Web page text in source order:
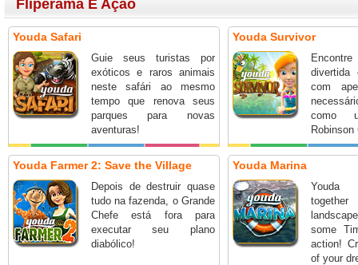
Fliperama E Ação
Youda Safari
Guie seus turistas por
exóticos e raros animais
neste safári ao mesmo
tempo que renova seus
parques para novas
aventuras!
Youda Survivor
divertida
com
como
Robinson
Youda Farmer 2: Save the Village
Depois de destruir quase
tudo na fazenda, o Grande
Chefe está fora para
executar seu plano
diabólico!
Youda Marina
Youda
some
action!
of your